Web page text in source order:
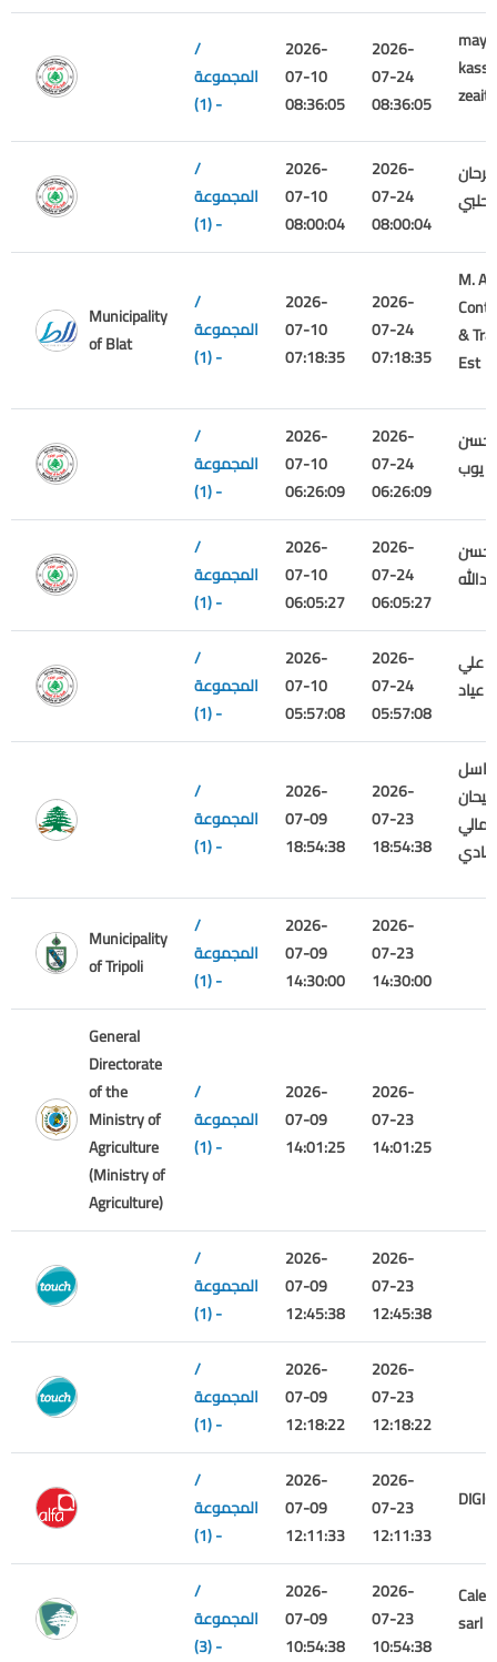
/
المجموعة
(1) -
2026-
07-10
08:36:05
2026-
07-24
08:36:05
/
المجموعة
(1) -
2026-
07-10
08:00:04
2026-
07-24
08:00:04
الحلبي
Municipality
of Blat
/
المجموعة
(1) -
2026-
07-10
07:18:35
2026-
07-24
07:18:35
M. A.
&
Est
/
المجموعة
(1) -
2026-
07-10
06:26:09
2026-
07-24
06:26:09
حسن
ايوب
/
المجموعة
(1) -
2026-
07-10
06:05:27
2026-
07-24
06:05:27
حسن
/
المجموعة
(1) -
2026-
07-10
05:57:08
2026-
07-24
05:57:08
علي
عياد
/
المجموعة
(1) -
2026-
07-09
18:54:38
2026-
07-23
18:54:38
المالي
Municipality
of Tripoli
/
المجموعة
(1) -
2026-
07-09
14:30:00
2026-
07-23
14:30:00
General
Directorate
of the
Ministry of
Agriculture
(Ministry of
Agriculture)
/
المجموعة
(1) -
2026-
07-09
14:01:25
2026-
07-23
14:01:25
/
المجموعة
(1) -
2026-
07-09
12:45:38
2026-
07-23
12:45:38
/
المجموعة
(1) -
2026-
07-09
12:18:22
2026-
07-23
12:18:22
/
المجموعة
(1) -
2026-
07-09
12:11:33
2026-
07-23
12:11:33
/
المجموعة
(3) -
2026-
07-09
10:54:38
2026-
07-23
10:54:38
sarl